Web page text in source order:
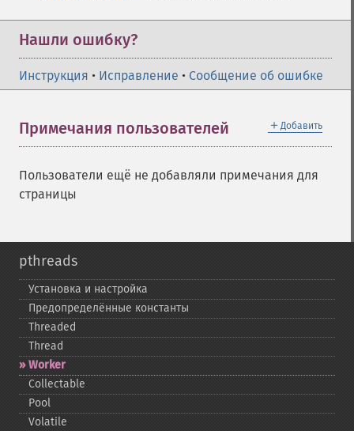
Нашли ошибку?
Инструкция • Исправление • Сообщение об ошибке
＋ Добавить
Примечания пользователей
Пользователи ещё не добавляли примечания для
страницы
pthreads
Установка и настройка
Предопределённые константы
Threaded
Thread
Worker
Collectable
Pool
Volatile